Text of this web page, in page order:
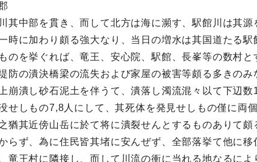
其中部を貫き、而して北方は海に瀕す、駅館川は其
時に加わり頗る強大なり、当日の増水は其国道たる
のを挙ぐれば、竜王、安心院、駅館、長峯等の数村
防の潰決橋梁の流失および家屋の被害等頗る多きの
崩潰し砂石泥土を伴うて、潰落し濁流混々以て下辺
せしもの7,8人にして、其死体を発見せしもの僅に両
猶其近傍山岳に於て将に潰裂せんとするものありて
らず、為に住民皆其堵に安んぜず、全部落挙て他に
竜王村に隣接し、而して川流の衝に当れる地なるに